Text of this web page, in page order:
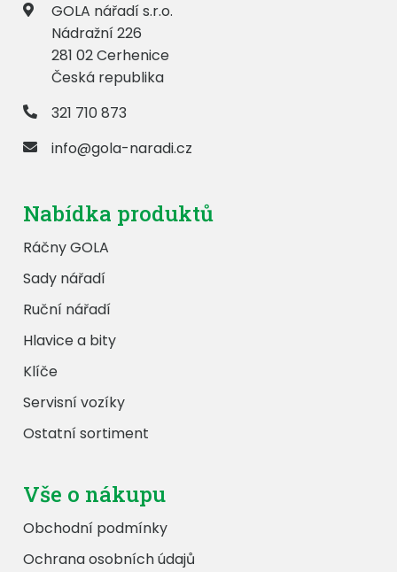
GOLA nářadí s.r.o.
Nádražní 226
281 02 Cerhenice
Česká republika
321 710 873
info@gola-naradi.cz
Nabídka produktů
Ráčny GOLA
Sady nářadí
Ruční nářadí
Hlavice a bity
Klíče
Servisní vozíky
Ostatní sortiment
Vše o nákupu
Obchodní podmínky
Ochrana osobních údajů